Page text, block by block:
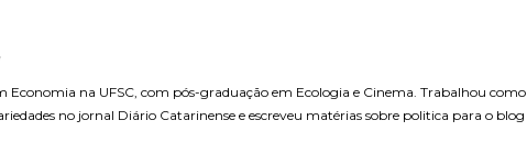
Economia na UFSC, com pós-graduação em Ecologia e Cinema. Trabalhou como
no jornal Diário Catarinense e escreveu matérias sobre politica para o blog